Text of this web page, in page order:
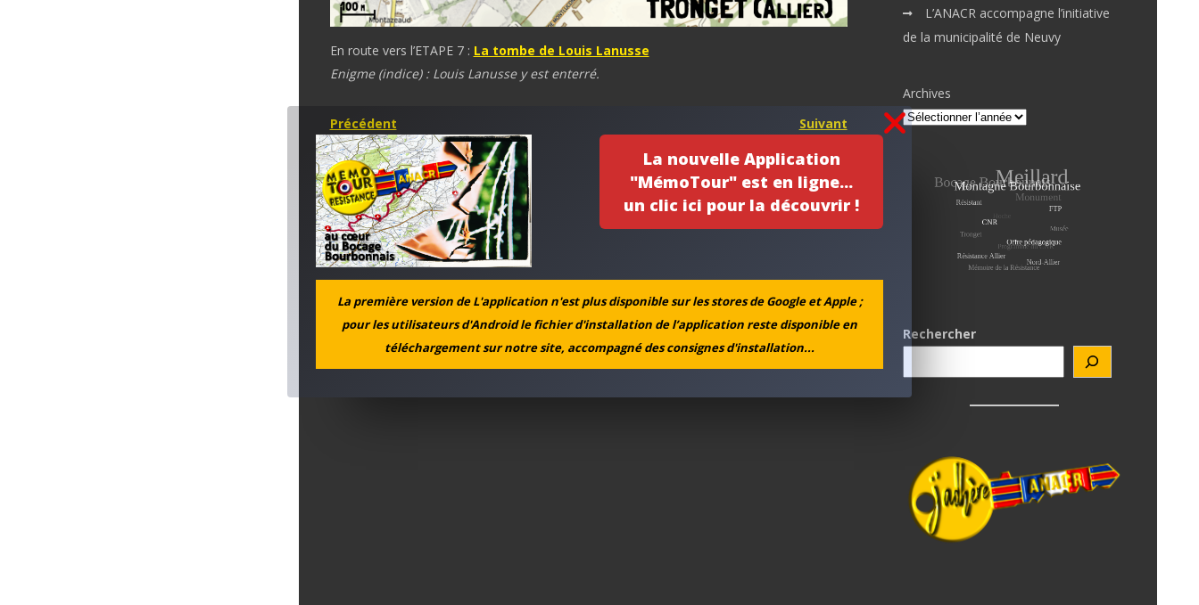
La nouvelle Application
"MémoTour" est en ligne...
un clic ici pour la découvrir !
La première version de L'application n'est plus disponible sur les stores de Google et Apple ;
pour les utilisateurs d'Android le fichier d'installation de l’application reste disponible en
téléchargement sur notre site, accompagné des consignes d'installation...
En route vers l’ETAPE 7 : La tombe de Louis Lanusse
Enigme (indice) : Louis Lanusse y est enterré.
Précédent Suivant
L’ANACR accompagne l’initiative
de la municipalité de Neuvy
Archives
Rechercher